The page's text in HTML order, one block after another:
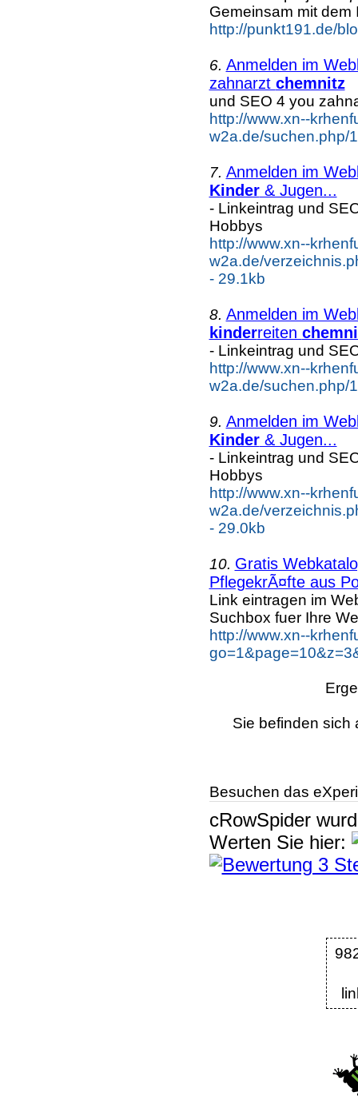
Gemeinsam mit dem
http://punkt191.de/
6. Anmelden im
zahnarzt chemnitz
und SEO 4 you
http://www.xn--
w2a.de/suchen.php/
7. Anmelden im
Kinder& Jugen...
- Linkeintrag und
Hobbys
http://www.xn--
w2a.de/
- 29.1kb
8. Anmelden im
kinderreiten
- Linkeintrag und
http://www.xn--
w2a.de/suchen.php/
9. Anmelden im
Kinder& Jugen...
- Linkeintrag und
Hobbys
http://www.xn--
w2a.de/
- 29.0kb
10. Gratis
PflegekrÃ¤fte aus
Link eintragen im
Suchbox fuer Ihre
http://www.xn--
Sie befinden sich
Besuchen das
cRowSpider
Werten Sie hier: